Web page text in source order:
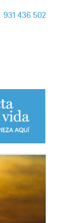
931 436 502